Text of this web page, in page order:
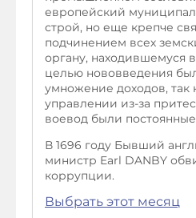
европейский
строй, но еще крепче
подчинением всех
органу, находившемуся
целью нововведения
умножение доходов,
управлении из-за
воевод были
В 1696 году Бывший
министр Earl DANBY
коррупции.
Выбрать этот месяц